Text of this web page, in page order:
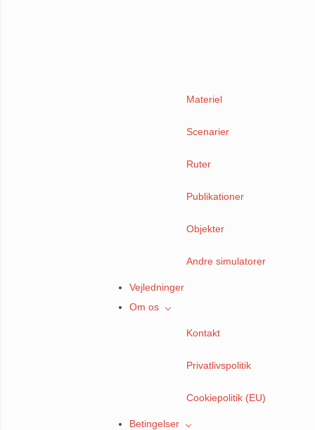
Materiel
Scenarier
Ruter
Publikationer
Objekter
Andre simulatorer
Vejledninger
Om os
Kontakt
Privatlivspolitik
Cookiepolitik (EU)
Betingelser